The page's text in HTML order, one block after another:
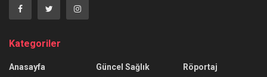
Kategoriler
Anasayfa
Güncel Sağlık
Röportaj